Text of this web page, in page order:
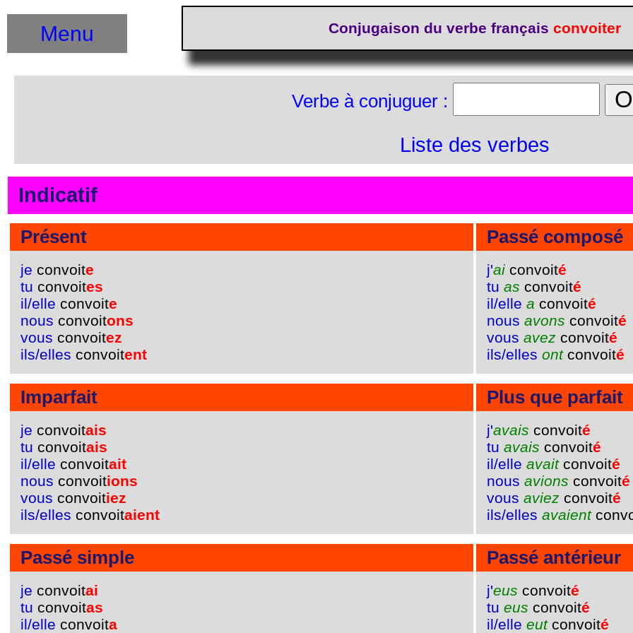
Conjugaison du verbe français convoiter
Menu
Verbe à conjuguer :
Liste des verbes
Indicatif
Présent
je convoite
tu convoites
il/elle convoite
nous convoitons
vous convoitez
ils/elles convoitent
Passé composé
j'ai convoité
tu as convoité
il/elle a convoité
nous avons convoité
vous avez convoité
ils/elles ontconvoité
Imparfait
je convoitais
tu convoitais
il/elle convoitait
nous convoitions
vous convoitiez
ils/elles convoitaient
Plus que parfait
j'avais convoité
tu avais convoité
il/elle avaitconvoité
nous avions convoité
vous aviez convoité
ils/elles avaient
Passé simple
je convoitai
tu convoitas
il/elle convoita
Passé antérieur
j'eus convoité
tu eus convoité
il/elle eutconvoité